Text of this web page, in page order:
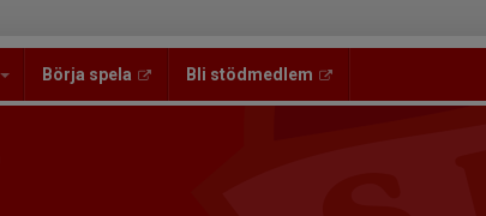
Börja spela Bli stödmedlem